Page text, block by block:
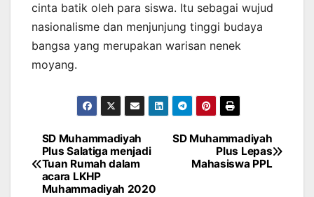
cinta batik oleh para siswa. Itu sebagai wujud
nasionalisme dan menjunjung tinggi budaya
bangsa yang merupakan warisan nenek
moyang.
Post
navigation
SD Muhammadiyah
Plus Lepas
Mahasiswa PPL
SD Muhammadiyah
Plus Salatiga menjadi
Tuan Rumah dalam
acara LKHP
Muhammadiyah 2020